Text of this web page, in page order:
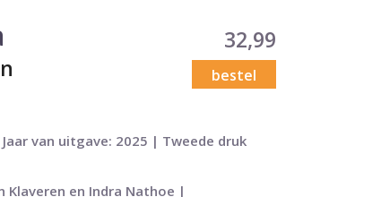
32,99
bestel
van uitgave: 2025 | Tweede druk
Klaveren en Indra Nathoe |